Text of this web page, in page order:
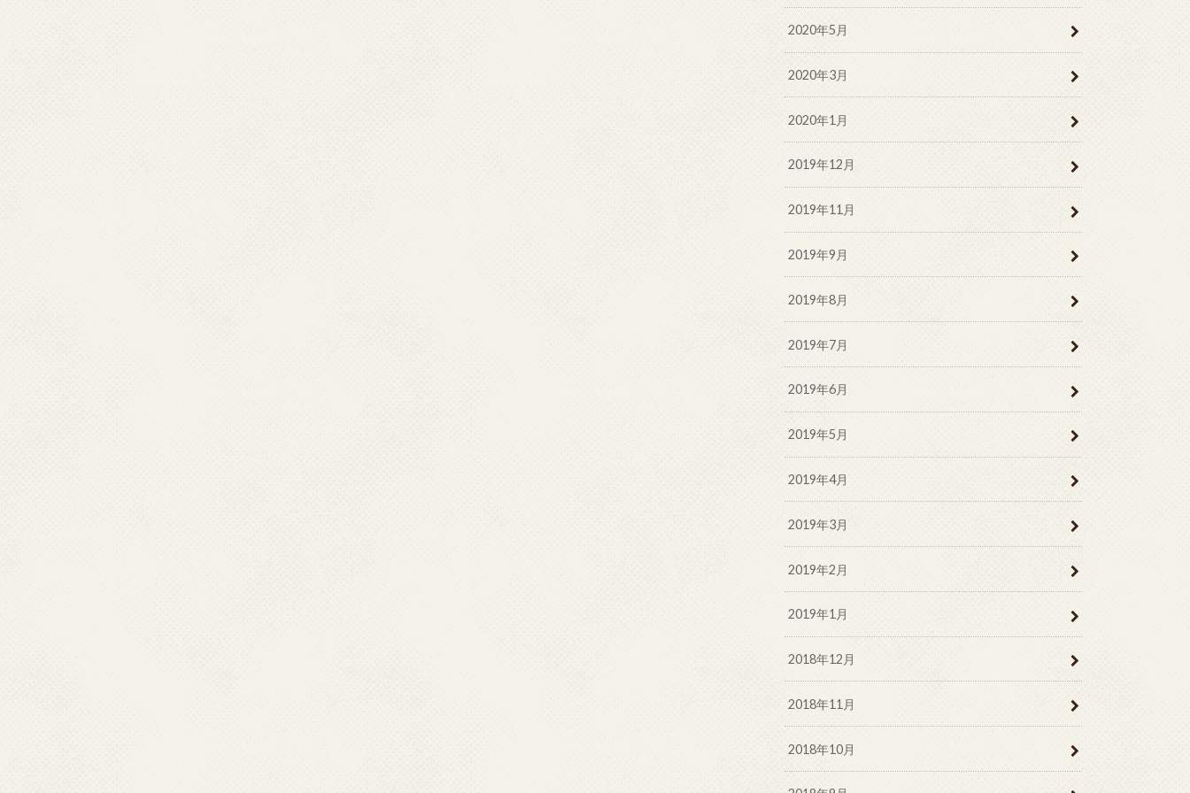
2020年5月
2020年3月
2020年1月
2019年12月
2019年11月
2019年9月
2019年8月
2019年7月
2019年6月
2019年5月
2019年4月
2019年3月
2019年2月
2019年1月
2018年12月
2018年11月
2018年10月